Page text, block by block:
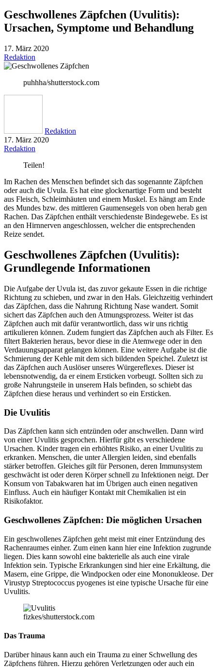
Geschwollenes Zäpfchen (Uvulitis):
Ursachen, Symptome und Behandlung
17. März 2020
Redaktion
puhhha/shutterstock.com
Redaktion
17. März 2020
Redaktion
Teilen!
Im Rachen des Menschen befindet sich das sogenannte Zäpfchen
oder auch die Uvula. Es hat eine glockenartige Form und besteht
aus Fleisch, Schleimhäuten und einem Muskel. Es hängt am Ende
des Mundes bzw. des mittleren Gaumensegels von oben herab gen
Rachen. Das Zäpfchen enthält verschiedenste Bindegewebe. Es ist
an den Hirnnerven angeschlossen, welcher die entsprechenden
Reize sendet.
Geschwollenes Zäpfchen (Uvulitis):
Grundlegende Informationen
Die Aufgabe der Uvula ist, das zuvor gekaute Essen in die richtige
Richtung zu schieben, und zwar in den Hals. Gleichzeitig verhindert
das Zäpfchen, dass die Nahrung Richtung Nase wandert. Somit
sichert das Zäpfchen auch den Atmungsprozess. Weiter ist das
Zäpfchen auch mit dafür verantwortlich, dass wir uns richtig
artikulieren können. Zudem fungiert das Zäpfchen auch als Filter. Es
filtert Bakterien heraus, bevor diese in die Atemwege oder in den
Verdauungsapparat gelangen können. Eine weitere Aufgabe ist die
Schmierung der Kehle mit dem sich bildenden Speichel. Zuletzt ist
das Zäpfchen auch Auslöser unseres Würgereflexes. Dieser ist
lebensnotwendig, da er einem Ersticken vorbeugt. Sollten sich zu
große Nahrungsteile in unserem Hals befinden, so schiebt das
Zäpfchen diese heraus und verhindert so ein Ersticken.
Die Uvulitis
Das Zäpfchen kann sich entzünden oder anschwellen. Dann wird
von einer Uvulitis gesprochen. Hierfür gibt es verschiedene
Ursachen. Kinder tragen ein erhöhtes Risiko, an einer Uvulitis zu
erkranken. Menschen, die unter Allergien leiden, sind ebenfalls
stärker betroffen. Gleiches gilt für Personen, deren Immunsystem
geschwächt ist oder deren Körper schnell zu Infektionen neigt. Der
Konsum von Tabakwaren hat im Übrigen auch einen negativen
Einfluss. Auch ein häufiger Kontakt mit Chemikalien ist ein
Risikofaktor.
Geschwollenes Zäpfchen: Die möglichen Ursachen
Ein geschwollenes Zäpfchen geht meist mit einer Entzündung des
Rachenraumes einher. Zum einen kann hier eine Infektion zugrunde
liegen. Dies kann sowohl eine bakterielle als auch eine virale
Infektion sein. Typische Erkrankungen sind hier eine Erkältung, die
Masern, eine Grippe, die Windpocken oder eine Mononukleose. Der
Virustyp Streptococcus pyogenes ist eine typische Ursache für eine
Uvulitis.
fizkes/shutterstock.com
Das Trauma
Darüber hinaus kann auch ein Trauma zu einer Schwellung des
Zäpfchens führen. Hierzu gehören Verletzungen oder auch ein